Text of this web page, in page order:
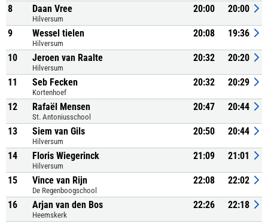
8 Daan Vree
Hilversum
20:00 20:00
9 Wessel tielen
Hilversum
20:08 19:36
10 Jeroen van Raalte
Hilversum
20:32 20:20
11 Seb Fecken
Kortenhoef
20:32 20:29
12 Rafaël Mensen
St. Antoniusschool
20:47 20:44
13 Siem van Gils
Hilversum
20:50 20:44
14 Floris Wiegerinck
Hilversum
21:09 21:01
15 Vince van Rijn
De Regenboogschool
22:08 22:02
16 Arjan van den Bos
Heemskerk
22:26 22:18